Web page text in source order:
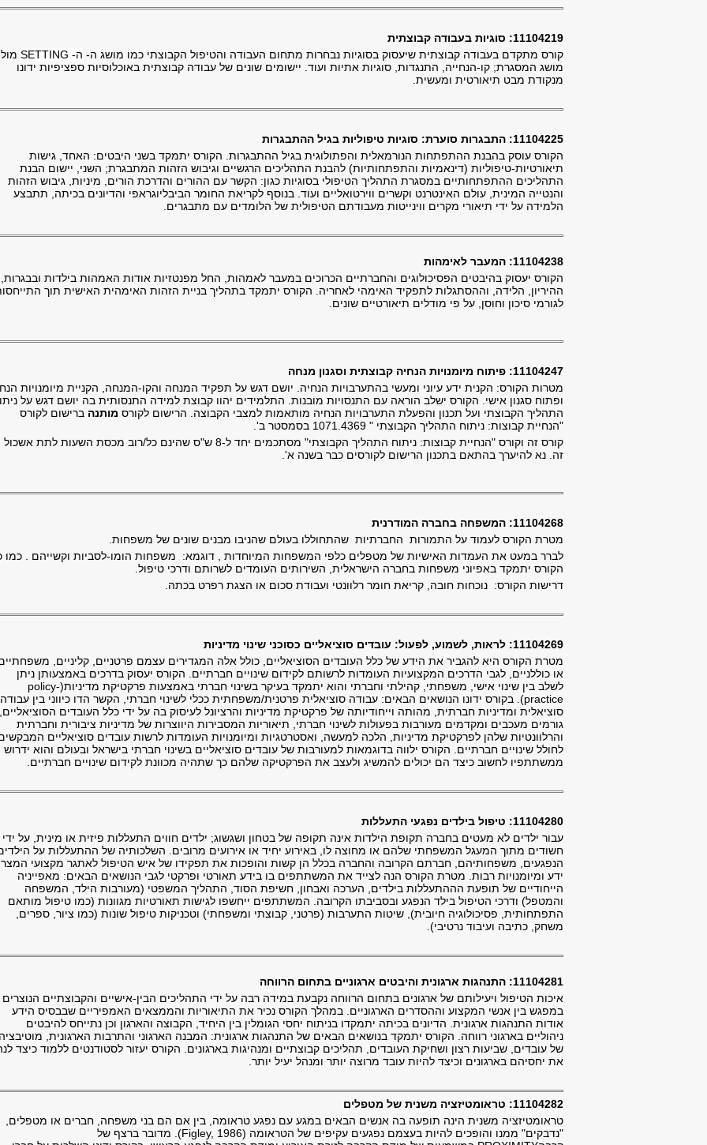
11104219: סוגיות בעבודה קבוצתית
קורס מתקדם בעבודה קבוצתית שיעסוק בסוגיות נבחרות מתחום העבודה והטיפול הקבוצתי כמו מושג ה- ה- SETTING מול
מושג המסגרת; קו-הנחייה, התנגדות, סוגיות אתיות ועוד. יישומים שונים של עבודה קבוצתית באוכלוסיות ספציפיות ידונו
מנקודת מבט תיאורטית ומעשית.
11104225: התבגרות סוערת: סוגיות טיפוליות בגיל ההתבגרות
הקורס עוסק בהבנת ההתפתחות הנורמאלית והפתולוגית בגיל ההתבגרות. הקורס יתמקד בשני היבטים: האחד, גישות
תיאורטיות-טיפוליות (דינאמיות והתפתחותיות) להבנת התהליכים הרגשיים וגיבוש הזהות המתבגרת; השני, יישום הבנת
התהליכים ההתפתחותיים במסגרת התהליך הטיפולי בסוגיות כגון: הקשר עם ההורים והדרכת הורים, מיניות, גיבוש הזהות
והנטייה המינית, עולם האינטרנט וקשרים ווירטואליים ועוד. בנוסף לקריאת החומר הביבליוגראפי והדיונים בכיתה, תתבצע
הלמידה על ידי תיאורי מקרים ווינייטות מעבודתם הטיפולית של הלומדים עם מתבגרים.
11104238: המעבר לאימהות
הקורס יעסוק בהיבטים הפסיכולוגים והחברתיים הכרוכים במעבר לאמהות, החל מפנטזיות אודות האמהות בילדות ובבגרות,
ההיריון, הלידה, וההסתגלות לתפקיד האימהי לאחריה. הקורס יתמקד בתהליך בניית הזהות האימהית האישית תוך
לגורמי סיכון וחוסן, על פי מודלים תיאורטיים שונים.
11104247: פיתוח מיומנויות הנחיה קבוצתית וסגנון מנחה
מטרות הקורס: הקנית ידע עיוני ומעשי בהתערבויות הנחיה. יושם דגש על תפקיד המנחה והקו-המנחה, הקניית מיומנויות
ופתוח סגנון אישי. הקורס ישלב הוראה עם התנסויות מובנות. התלמידים יהוו קבוצת למידה התנסותית בה יושם דגש על
התהליך הקבוצתי ועל תכנון והפעלת התערבויות הנחיה מותאמות למצבי הקבוצה. הרישום לקורס מותנה ברישום לקורס
"הנחיית קבוצות: ניתוח התהליך הקבוצתי " 1071.4369 בסמסטר ב'.
קורס זה וקורס "הנחיית קבוצות: ניתוח התהליך הקבוצתי" מסתכמים יחד ל-8 ש"ס שהינם כל/רוב מכסת השעות לתת אשכול
זה. נא להיערך בהתאם בתכנון הרישום לקורסים כבר בשנה א'.
11104268: המשפחה בחברה המודרנית
מטרת הקורס לעמוד על התמורות החברתיות שהתחוללו בעולם שהניבו מבנים שונים של משפחות.
לברר במעט את העמדות האישיות של מטפלים כלפי המשפחות המיוחדות , דוגמא: משפחות הומו-לסביות וקשייהם . כמו
הקורס יתמקד באפיוני משפחות בחברה הישראלית, השירותים העומדים לשרותם ודרכי טיפול.
דרישות הקורס: נוכחות חובה, קריאת חומר רלוונטי ועבודת סכום או הצגת רפרט בכתה.
11104269: לראות, לשמוע, לפעול: עובדים סוציאליים כסוכני שינוי מדיניות
מטרת הקורס היא להגביר את הידע של כלל העובדים הסוציאליים, כולל אלה המגדירים עצמם פרטניים, קליניים,
או כוללניים, לגבי הדרכים המקצועיות העומדות לרשותם לקידום שינויים חברתיים. הקורס יעסוק בדרכים באמצעותן ניתן
לשלב בין שינוי אישי, משפחתי, קהילתי וחברתי והוא יתמקד בעיקר בשינוי חברתי באמצעות פרקטיקת מדיניות(policy-
practice). בקורס ידונו הנושאים הבאים: עבודה סוציאלית פרטנית/משפחתית ככלי לשינוי חברתי, הקשר הדו כיווני בין עבודה
סוציאלית ומדיניות חברתית, מהותה וייחודיותה של פרקטיקת מדיניות והרציונל לעיסוק בה על ידי כלל העובדים הסוציאליים,
גורמים מעכבים ומקדמים מעורבות בפעולות לשינוי חברתי, תיאוריות המסבירות היווצרות של מדיניות ציבורית וחברתית
והרלוונטיות שלהן לפרקטיקת מדיניות, הלכה למעשה, ואסטרטגיות ומיומנויות העומדות לרשות עובדים סוציאליים
לחולל שינויים חברתיים. הקורס ילווה בדוגמאות למעורבות של עובדים סוציאליים בשינוי חברתי בישראל ובעולם והוא ידרוש
ממשתתפיו לחשוב כיצד הם יכולים להמשיג ולעצב את הפרקטיקה שלהם כך שתהיה מכוונת לקידום שינויים חברתיים.
11104280: טיפול בילדים נפגעי התעללות
עבור ילדים לא מעטים בחברה תקופת הילדות אינה תקופה של בטחון ושגשוג; ילדים חווים התעללות פיזית או מינית, על ידי
חשודים מתוך המעגל המשפחתי שלהם או מחוצה לו, באירוע יחיד או אירועים מרובים. השלכותיה של ההתעללות על
הנפגעים, משפחותיהם, חברתם הקרובה והחברה בכלל הן קשות והופכות את תפקידו של איש הטיפול לאתגר מקצועי
ידע ומיומנויות רבות. מטרת הקורס הנה לצייד את המשתתפים בו בידע תאורטי ופרקטי לגבי הנושאים הבאים: מאפייניה
הייחודיים של תופעת הההתעללות בילדים, הערכה ואבחון, חשיפת הסוד, התהליך המשפטי (מעורבות הילד, המשפחה
והמטפל) ודרכי הטיפול בילד הנפגע ובסביבתו הקרובה. המשתתפים ייחשפו לגישות תאורטיות מגוונות (כמו טיפול מותאם
התפתחותית, פסיכולוגיה חיובית), שיטות התערבות (פרטני, קבוצתי ומשפחתי) וטכניקות טיפול שונות (כמו ציור, ספרים,
משחק, כתיבה ועיבוד נרטיבי).
11104281: התנהגות ארגונית והיבטים ארגוניים בתחום הרווחה
איכות הטיפול ויעילותם של ארגונים בתחום הרווחה נקבעת במידה רבה על ידי התהליכים הבין-אישיים והקבוצתיים הנוצרים
במפגש בין אנשי המקצוע וההסדרים הארגוניים. במהלך הקורס נכיר את התיאוריות והממצאים האמפיריים שבבסיס הידע
אודות התנהגות ארגונית. הדיונים בכיתה יתמקדו בניתוח יחסי הגומלין בין היחיד, הקבוצה והארגון וכן נתייחס להיבטים
ניהוליים בארגוני רווחה. הקורס יתמקד בנושאים הבאים של התנהגות ארגונית: המבנה הארגוני והתרבות הארגונית,
של עובדים, שביעות רצון ושחיקת העובדים, תהליכים קבוצתיים ומנהיגות בארגונים. הקורס יעזור לסטודנטים ללמוד כיצד
את יחסיהם בארגונים וכיצד להיות עובד מרוצה יותר ומנהל יעיל יותר.
11104282: טראומטיזציה משנית של מטפלים
טראומטיזציה משנית הינה תופעה בה אנשים הבאים במגע עם נפגע טראומה, בין אם הם בני משפחה, חברים או מטפלים,
"נדבקים" ממנו והופכים להיות בעצמם נפגעים עקיפים של הטראומה (Figley, 1986). מדובר ברצף של